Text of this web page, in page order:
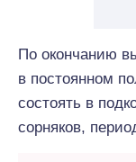
По окончанию
в постоянном
состоять в
сорняков,